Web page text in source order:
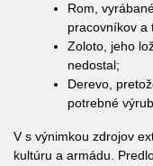
Rom,
pracovníkov a
Zoloto, jeho
nedostal;
Derevo,
potrebné výrub.
V s výnimkou zdrojov
kultúru a armádu.